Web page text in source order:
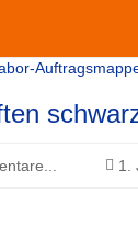
1.